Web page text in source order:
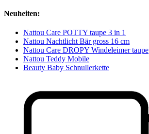
Neuheiten:
Nattou Care POTTY taupe 3 in 1
Nattou Nachtlicht Bär gross 16 cm
Nattou Care DROPY Windeleimer taupe
Nattou Teddy Mobile
Beauty Baby Schnullerkette